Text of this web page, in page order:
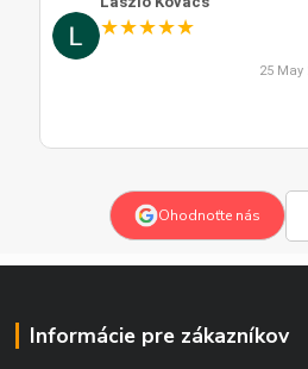
★★★★★
25 May
Ohodnoťte nás
Informácie pre zákazníkov